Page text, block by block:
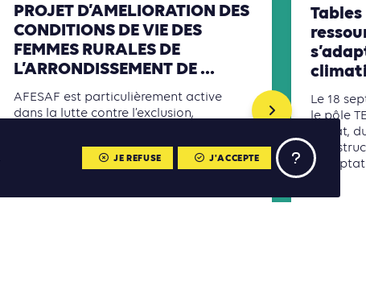
PROJET D’AMELIORATION DES
CONDITIONS DE VIE DES
FEMMES RURALES DE
L’ARRONDISSEMENT DE ...
AFESAF est particulièrement active
dans la lutte contre l’exclusion,
protection des droits humains.
Le 18
le pôle
climat,
JE REFUSE J'ACCEPTE